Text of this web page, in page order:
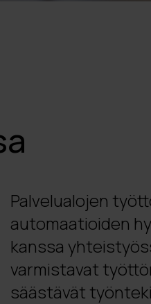
Palvelualojen
automaatioiden
kanssa
varmistavat
säästävät